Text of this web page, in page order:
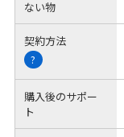
ない物
契約方法
?
購入後のサポー
ト